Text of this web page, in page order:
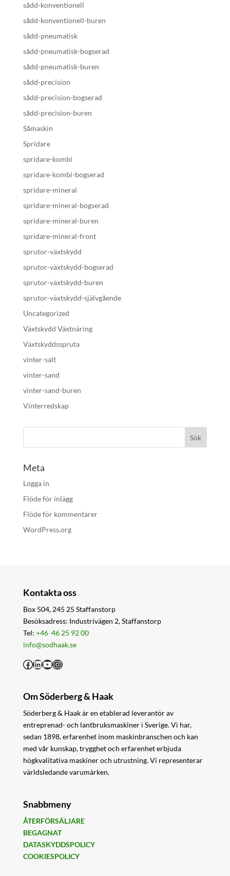
sådd-konventionell
sådd-konventionell-buren
sådd-pneumatisk
sådd-pneumatisk-bogserad
sådd-pneumatisk-buren
sådd-precision
sådd-precision-bogserad
sådd-precision-buren
Såmaskin
Spridare
spridare-kombi
spridare-kombi-bogserad
spridare-mineral
spridare-mineral-bogserad
spridare-mineral-buren
spridare-mineral-front
sprutor-växtskydd
sprutor-växtskydd-bogserad
sprutor-växtskydd-buren
sprutor-växtskydd-självgående
Uncategorized
Växtskydd Växtnäring
Växtskyddsspruta
vinter-salt
vinter-sand
vinter-sand-buren
Vinterredskap
Meta
Logga in
Flöde för inlägg
Flöde för kommentarer
WordPress.org
Kontakta oss
Box 504, 245 25 Staffanstorp
Besöksadress: Industrivägen 2, Staffanstorp
Tel: +46 46 25 92 00
info@sodhaak.se
Facebook
LinkedIn
YouTube
Instagram
Om Söderberg & Haak
Söderberg & Haak är en etablerad leverantör av
entreprenad- och lantbruksmaskiner i Sverige. Vi har,
sedan 1898, erfarenhet inom maskinbranschen och kan
med vår kunskap, trygghet och erfarenhet erbjuda
högkvalitativa maskiner och utrustning. Vi representerar
världsledande varumärken.
Snabbmeny
ÅTERFÖRSÄLJARE
BEGAGNAT
DATASKYDDSPOLICY
COOKIESPOLICY